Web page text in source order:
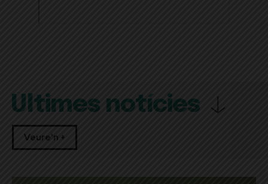
Últimes notícies
Veure'n +